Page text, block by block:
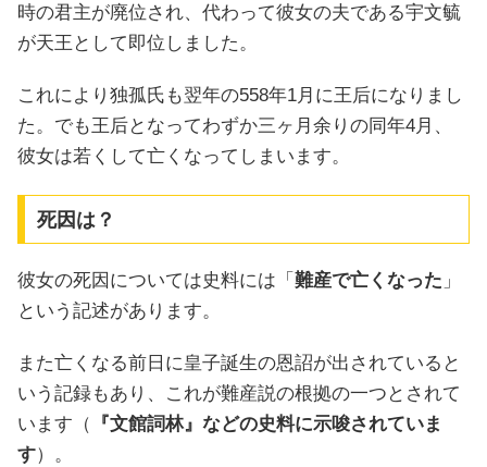
時の君主が廃位され、代わって彼女の夫である宇文毓
が天王として即位しました。
これにより独孤氏も翌年の558年1月に王后になりまし
た。でも王后となってわずか三ヶ月余りの同年4月、
彼女は若くして亡くなってしまいます。
死因は？
彼女の死因については史料には「 難産で亡くなった 」
という記述があります。
また亡くなる前日に皇子誕生の恩詔が出されていると
いう記録もあり、これが難産説の根拠の一つとされて
います（
『文館詞林』などの史料に示唆されていま
す）。